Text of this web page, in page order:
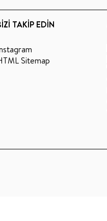
TAKİP EDİN
Sitemap